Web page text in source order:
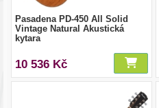
Pasadena PD-450 All Solid
Vintage Natural Akustická
kytara
10 536 Kč